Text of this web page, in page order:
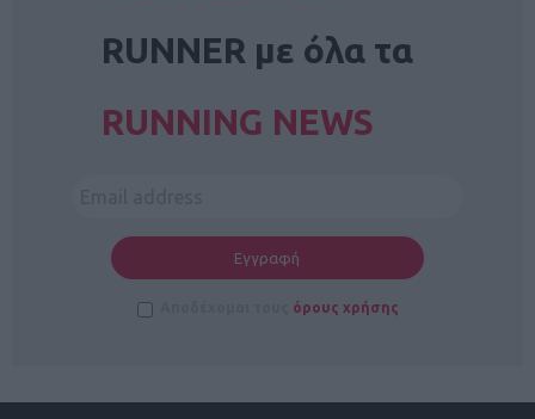
RUNNER με όλα τα
RUNNING NEWS
όρους χρήσης